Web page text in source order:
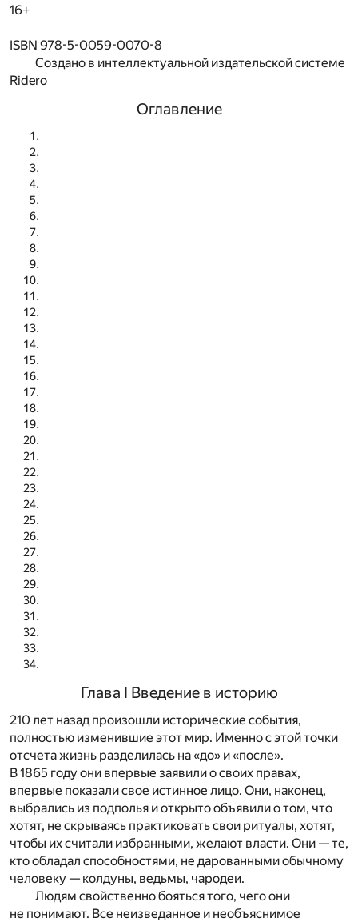
16+
ISBN 978-5-0059-0070-8
Создано в интеллектуальной издательской системе
Ridero
Оглавление
Глава I Введение в историю
210 лет назад произошли исторические события,
полностью изменившие этот мир. Именно с этой точки
отсчета жизнь разделилась на «до» и «после».
В 1865 году они впервые заявили о своих правах,
впервые показали свое истинное лицо. Они, наконец,
выбрались из подполья и открыто объявили о том, что
хотят, не скрываясь практиковать свои ритуалы, хотят,
чтобы их считали избранными, желают власти. Они — те,
кто обладал способностями, не дарованными обычному
человеку — колдуны, ведьмы, чародеи.
Людям свойственно бояться того, чего они
не понимают. Все неизведанное и необъяснимое